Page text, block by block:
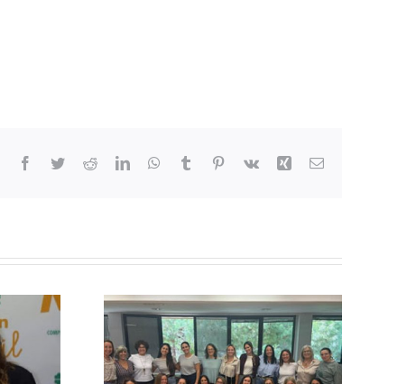
Facebook
TwitterRedditLinkedInWhatsApp
Tumblr Pinterest
Vk Xing Email